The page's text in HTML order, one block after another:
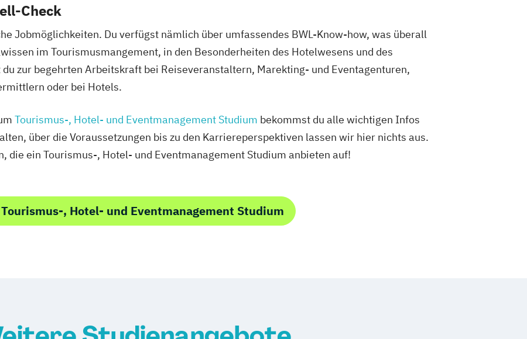
Check
Jobmöglichkeiten. Du verfügst nämlich über umfassendes BWL-Know-how, was überall
im Tourismusmangement, in den Besonderheiten des Hotelwesens und des
zur begehrten Arbeitskraft bei Reiseveranstaltern, Marekting- und Eventagenturen,
oder bei Hotels.
Tourismus-, Hotel- und Eventmanagement Studium bekommst du alle wichtigen Infos
über die Voraussetzungen bis zu den Karriereperspektiven lassen wir hier nichts aus.
die ein Tourismus-, Hotel- und Eventmanagement Studium anbieten auf!
, Hotel- und Eventmanagement Studium